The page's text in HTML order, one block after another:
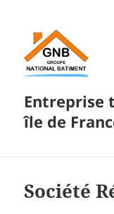
Entreprise
île de
Société